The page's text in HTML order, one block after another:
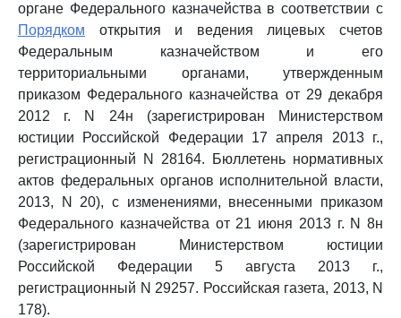
органе Федерального казначейства в соответствии с
Порядком открытия и ведения лицевых счетов
Федеральным казначейством и его
территориальными органами, утвержденным
приказом Федерального казначейства от 29 декабря
2012 г. N 24н (зарегистрирован Министерством
юстиции Российской Федерации 17 апреля 2013 г.,
регистрационный N 28164. Бюллетень нормативных
актов федеральных органов исполнительной власти,
2013, N 20), с изменениями, внесенными приказом
Федерального казначейства от 21 июня 2013 г. N 8н
(зарегистрирован Министерством юстиции
Российской Федерации 5 августа 2013 г.,
регистрационный N 29257. Российская газета, 2013, N
178).